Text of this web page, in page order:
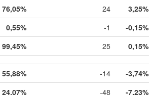
76,05% 24
3,25%
0,55% -1
-0,15%
99,45% 25 0,15%
55,88% -14
-3,74%
24,07% -48 -7,23%